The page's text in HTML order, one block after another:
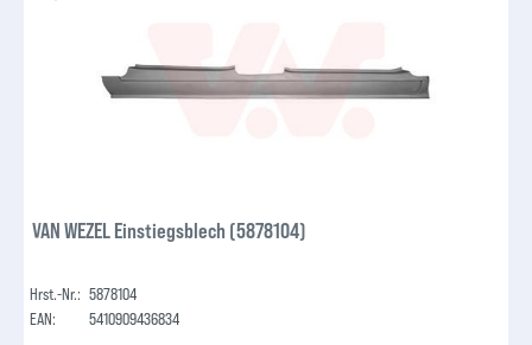
VAN WEZEL Einstiegsblech (5878104)
Hrst.-Nr.: 5878104
EAN:
5410909436834